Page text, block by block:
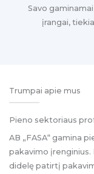
Savo
įrangai,
Trumpai apie mus
Pieno sektoriaus
AB „FASA“ gamina
pakavimo įrenginius.
didelę patirtį